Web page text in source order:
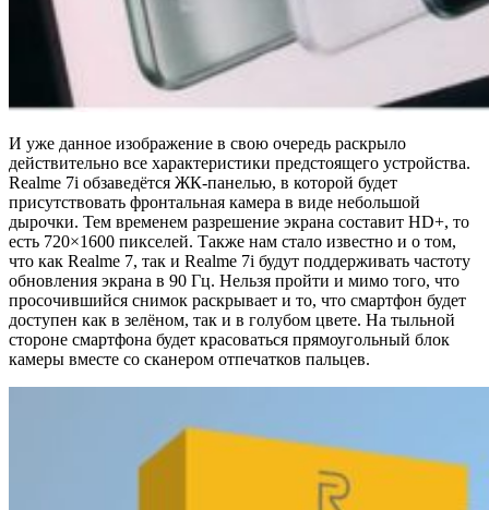
И уже данное изображение в свою очередь раскрыло
действительно все характеристики предстоящего устройства.
Realme 7i обзаведётся ЖК-панелью, в которой будет
присутствовать фронтальная камера в виде небольшой
дырочки. Тем временем разрешение экрана составит HD+, то
есть 720×1600 пикселей. Также нам стало известно и о том,
что как Realme 7, так и Realme 7i будут поддерживать частоту
обновления экрана в 90 Гц. Нельзя пройти и мимо того, что
просочившийся снимок раскрывает и то, что смартфон будет
доступен как в зелёном, так и в голубом цвете. На тыльной
стороне смартфона будет красоваться прямоугольный блок
камеры вместе со сканером отпечатков пальцев.